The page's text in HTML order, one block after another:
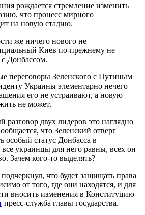
рождается стремление изменить
что процесс мирного
на новую стадию.
же ничего нового не
Киев по-прежнему не
с Донбассом.
переговоры Зеленского с Путиным
Украины элементарно нечего
его не устраивают, а новую
не может.
двух лидеров это наглядно
что Зеленский отверг
особый статус Донбасса в
украинцы для него равны, всех он
Зачем кого-то выделять?
что будет защищать права
от того, где они находятся, и для
вносить изменения в Конституцию
пресс-служба главы государства.